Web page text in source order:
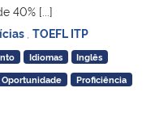
40% [...]
TOEFL ITP
Idiomas
Inglês
Oportunidade
Proficiência